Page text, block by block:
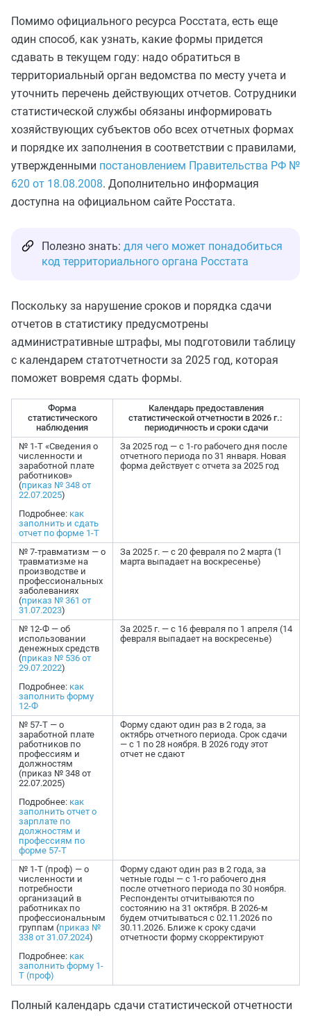
Помимо официального ресурса Росстата, есть еще
один способ, как узнать, какие формы придется
сдавать в текущем году: надо обратиться в
территориальный орган ведомства по месту учета и
уточнить перечень действующих отчетов. Сотрудники
статистической службы обязаны информировать
хозяйствующих субъектов обо всех отчетных формах
и порядке их заполнения в соответствии с правилами,
утвержденными постановлением Правительства РФ №
620 от 18.08.2008. Дополнительно информация
доступна на официальном сайте Росстата.
Полезно знать: для чего может понадобиться
код территориального органа Росстата
Поскольку за нарушение сроков и порядка сдачи
отчетов в статистику предусмотрены
административные штрафы, мы подготовили таблицу
с календарем статотчетности за 2025 год, которая
поможет вовремя сдать формы.
Форма
статистического
наблюдения
Календарь предоставления
статистической отчетности в 2026 г.: ​​​
периодичность и сроки сдачи
№ 1-Т «Сведения о
численности и
заработной плате
работников»
(приказ № 348 от
22.07.2025)
Подробнее: как
заполнить и сдать
отчет по форме 1-Т
За 2025 год — с 1-го рабочего дня после
отчетного периода по 31 января. Новая
форма действует с отчета за 2025 год
№ 7-травматизм — о
травматизме на
производстве и
профессиональных
заболеваниях
(приказ № 361 от
31.07.2023)
За 2025 г. — с 20 февраля по 2 марта (1
марта выпадает на воскресенье)
№ 12-Ф — об
использовании
денежных средств
(приказ № 536 от
29.07.2022)
Подробнее: как
заполнить форму
12-Ф
За 2025 г. — с 16 февраля по 1 апреля (14
февраля выпадает на воскресенье)
№ 57-Т — о
заработной плате
работников по
профессиям и
должностям
(приказ № 348 от
22.07.2025)
Подробнее: как
заполнить отчет о
зарплате по
должностям и
профессиям по
форме 57-Т
Форму сдают один раз в 2 года, за
октябрь отчетного периода. Срок сдачи
— с 1 по 28 ноября. В 2026 году этот
отчет не сдают
№ 1-Т (проф) — о
численности и
потребности
организаций в
работниках по
профессиональным
группам (приказ №
338 от 31.07.2024)
Подробнее: как
заполнить форму 1-
Т (проф)
Форму сдают один раз в 2 года, за
четные годы — с 1-го рабочего дня
после отчетного периода по 30 ноября.
Респонденты отчитываются по
состоянию на 31 октября. В 2026-м
будем отчитываться с 02.11.2026 по
30.11.2026. Ближе к сроку сдачи
отчетности форму скорректируют
Полный календарь сдачи статистической отчетности